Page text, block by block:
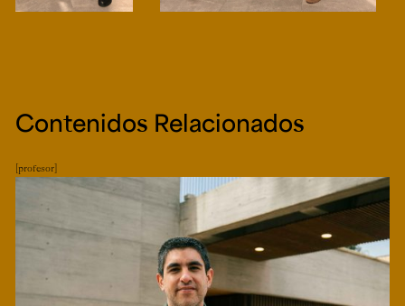
Contenidos Relacionados
profesor